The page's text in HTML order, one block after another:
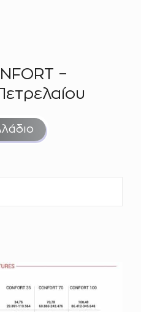
–